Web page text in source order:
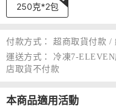
250克*2包
付款方式：
超商取貨付款 /
運送方式：
冷凍7-
店取貨不付款
本商品適用活動